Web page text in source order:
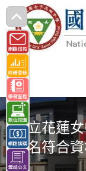
跳
轉
至
主
要
內
容 國立花蓮
報名符合